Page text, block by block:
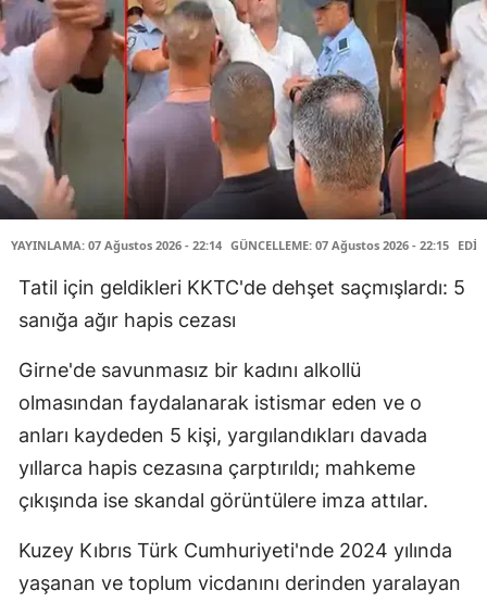
YAYINLAMA: 07 Ağustos 2026 - 22:14 GÜNCELLEME: 07 Ağustos 2026 - 22:15
Tatil için geldikleri KKTC'de dehşet saçmışlardı: 5
sanığa ağır hapis cezası
Girne'de savunmasız bir kadını alkollü
olmasından faydalanarak istismar eden ve o
anları kaydeden 5 kişi, yargılandıkları davada
yıllarca hapis cezasına çarptırıldı; mahkeme
çıkışında ise skandal görüntülere imza attılar.
Kuzey Kıbrıs Türk Cumhuriyeti'nde 2024 yılında
yaşanan ve toplum vicdanını derinden yaralayan